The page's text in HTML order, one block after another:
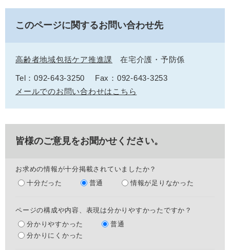
このページに関するお問い合わせ先
高齢者地域包括ケア推進課 在宅介護・予防係
Tel：092-643-3250
Fax：092-643-3253
メールでのお問い合わせはこちら
皆様のご意見をお聞かせください。
お求めの情報が十分掲載されていましたか？
十分だった
普通 情報が足りなかった
ページの構成や内容、表現は分かりやすかったですか？
分かりやすかった
普通
分かりにくかった